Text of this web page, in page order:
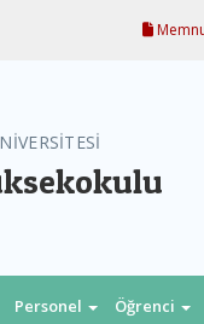
Personel Öğrenci